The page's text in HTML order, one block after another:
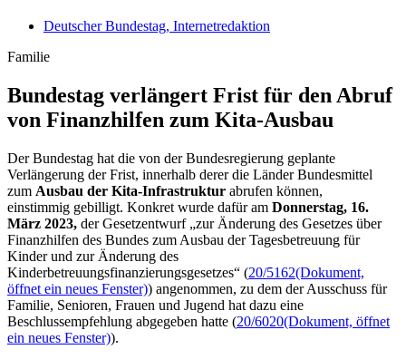
Deutscher Bundestag, Internetredaktion
Familie
Bundestag verlängert Frist für den Abruf
von Finanz­hilfen zum Kita-Ausbau
Der Bundestag hat die von der Bundesregierung geplante
Verlängerung der Frist, innerhalb derer die Länder Bundesmittel
zum Ausbau der Kita-Infrastruktur abrufen können,
einstimmig gebilligt. Konkret wurde dafür am Donnerstag, 16.
März 2023, der Gesetzentwurf „zur Änderung des Gesetzes über
Finanzhilfen des Bundes zum Ausbau der Tagesbetreuung für
Kinder und zur Änderung des
Kinderbetreuungsfinanzierungsgesetzes“ (20/5162(Dokument,
öffnet ein neues Fenster)) angenommen, zu dem der Ausschuss für
Familie, Senioren, Frauen und Jugend hat dazu eine
Beschlussempfehlung abgegeben hatte (20/6020(Dokument, öffnet
ein neues Fenster)).